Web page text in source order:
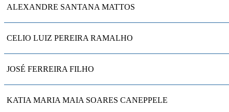
ALEXANDRE SANTANA MATTOS
CELIO LUIZ PEREIRA RAMALHO
JOSÉ FERREIRA FILHO
KATIA MARIA MAIA SOARES CANEPPELE